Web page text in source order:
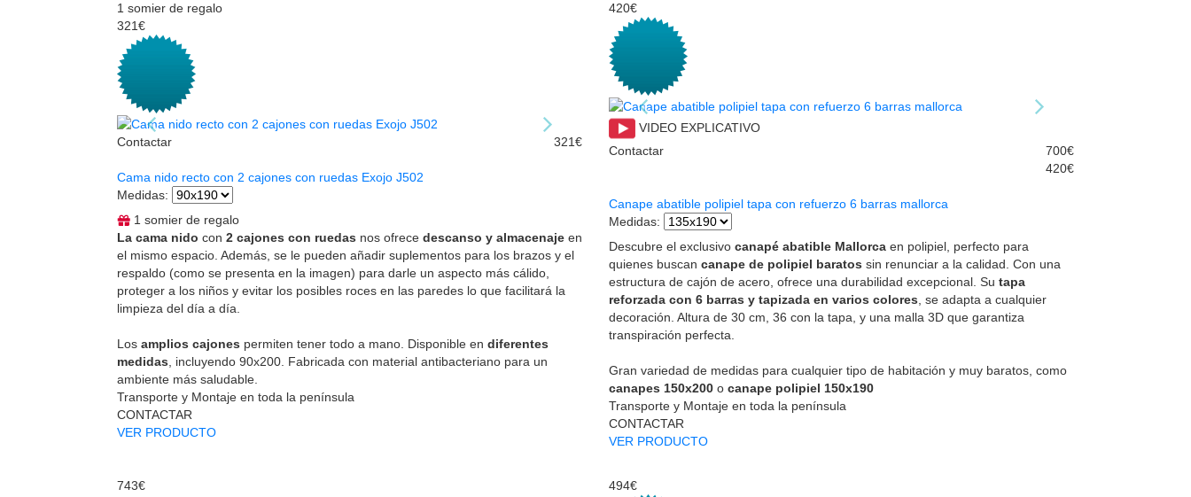
1 somier de regalo
321€
Contactar 321€
Cama nido recto con 2 cajones con ruedas Exojo J502
Medidas:
1 somier de regalo
La cama nido con 2 cajones con ruedas nos ofrece descanso y almacenaje en
el mismo espacio. Además, se le pueden añadir suplementos para los brazos y el
respaldo (como se presenta en la imagen) para darle un aspecto más cálido,
proteger a los niños y evitar los posibles roces en las paredes lo que facilitará la
limpieza del día a día.
Los amplios cajones permiten tener todo a mano. Disponible en diferentes
medidas , incluyendo 90x200. Fabricada con material antibacteriano para un
ambiente más saludable.
Transporte y Montaje en toda la península
CONTACTAR
VER PRODUCTO
420€
VIDEO EXPLICATIVO
Contactar
700€
420€
Canape abatible polipiel tapa con refuerzo 6 barras mallorca
Medidas:
Descubre el exclusivo canapé abatible Mallorca en polipiel, perfecto para
quienes buscan canape de polipiel baratos sin renunciar a la calidad. Con una
estructura de cajón de acero, ofrece una durabilidad excepcional. Su tapa
reforzada con 6 barras y tapizada en varios colores , se adapta a cualquier
decoración. Altura de 30 cm, 36 con la tapa, y una malla 3D que garantiza
transpiración perfecta.
Gran variedad de medidas para cualquier tipo de habitación y muy baratos, como
canapes 150x200 o canape polipiel 150x190
Transporte y Montaje en toda la península
CONTACTAR
VER PRODUCTO
743€
494€